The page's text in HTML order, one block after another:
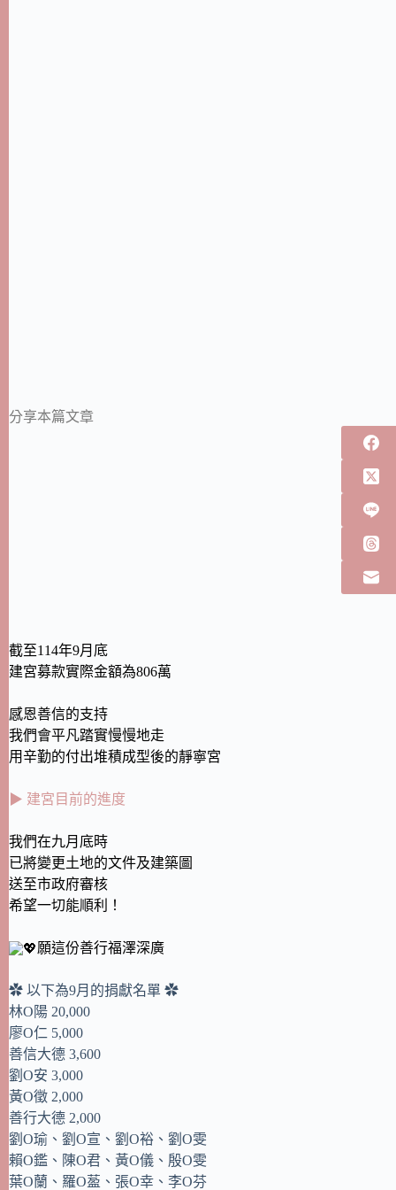
分享本篇文章
截至114年9月底
建宮募款實際金額為806萬
感恩善信的支持
我們會平凡踏實慢慢地走
用辛勤的付出堆積成型後的靜寧宮
▶ 建宮目前的進度
我們在九月底時
已將變更土地的文件及建築圖
送至市政府審核
希望一切能順利！
願這份善行福澤深廣
✿ 以下為9月的捐獻名單 ✿
林O陽 20,000
廖O仁 5,000
善信大德 3,600
劉O安 3,000
黃O徵 2,000
善行大德 2,000
劉O瑜、劉O宣、劉O裕、劉O雯
賴O鑑、陳O君、黃O儀、殷O雯
葉O蘭、羅O萾、張O幸、李O芬